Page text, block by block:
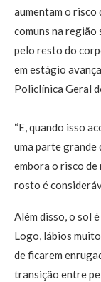
aumentam o risco
comuns na região
pelo resto do
em estágio
Policlínica Geral
“E, quando isso
uma parte grande
embora o risco de
rosto é
Além disso, o sol
Logo, lábios
de ficarem
transição entre